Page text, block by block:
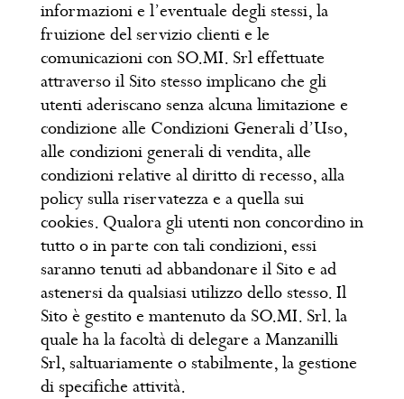
informazioni e l’eventuale degli stessi, la
fruizione del servizio clienti e le
comunicazioni con SO.MI. Srl effettuate
attraverso il Sito stesso implicano che gli
utenti aderiscano senza alcuna limitazione e
condizione alle Condizioni Generali d’Uso,
alle condizioni generali di vendita, alle
condizioni relative al diritto di recesso, alla
policy sulla riservatezza e a quella sui
cookies. Qualora gli utenti non concordino in
tutto o in parte con tali condizioni, essi
saranno tenuti ad abbandonare il Sito e ad
astenersi da qualsiasi utilizzo dello stesso. Il
Sito è gestito e mantenuto da SO.MI. Srl. la
quale ha la facoltà di delegare a Manzanilli
Srl, saltuariamente o stabilmente, la gestione
di specifiche attività.